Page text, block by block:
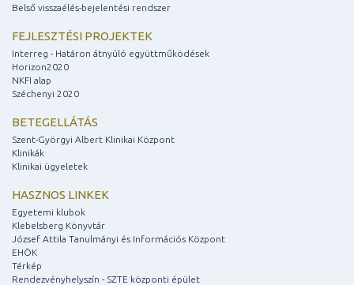
Belső visszaélés-bejelentési rendszer
FEJLESZTÉSI PROJEKTEK
Interreg - Határon átnyúló együttműködések
Horizon2020
NKFI alap
Széchenyi 2020
BETEGELLÁTÁS
Szent-Györgyi Albert Klinikai Központ
Klinikák
Klinikai ügyeletek
HASZNOS LINKEK
Egyetemi klubok
Klebelsberg Könyvtár
József Attila Tanulmányi és Információs Központ
EHÖK
Térkép
Rendezvényhelyszín - SZTE központi épület